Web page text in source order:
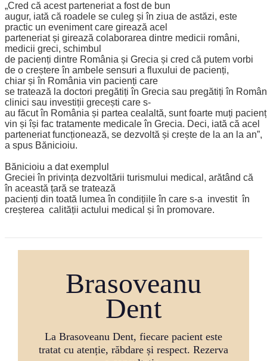
„Cred că acest parteneriat a fost de bun
augur, iată că roadele se culeg și în ziua de astăzi, este
practic un eveniment care girează acel
parteneriat și girează colaborarea dintre medicii români,
medicii greci, schimbul
de pacienți dintre România și Grecia și cred că putem vorbi
de o creștere în ambele sensuri a fluxului de pacienți,
chiar și în România vin pacienți care
se tratează la doctori pregătiți în Grecia sau pregătiți în
clinici sau investiții grecești care s-
au făcut în România și partea cealaltă, sunt foarte muți
vin și își fac tratamente medicale în Grecia. Deci, iată că acel
parteneriat funcționează, se dezvoltă și crește de la an la an”,
a spus Bănicioiu.
Bănicioiu a dat exemplul
Greciei în privința dezvoltării turismului medical, arătând că
în această țară se tratează
pacienți din toată lumea în condițiile în care s-a investit în
creșterea calității actului medical și în promovare.
Brasoveanu
Dent
La Brasoveanu Dent, fiecare pacient este
tratat cu atenție, răbdare și respect. Rezerva